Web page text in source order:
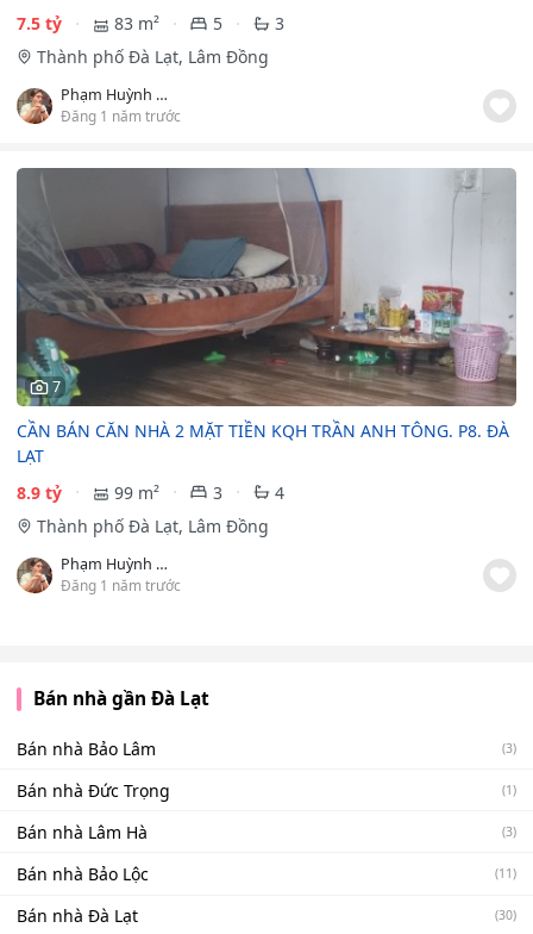
7.5 tỷ
83 m² 5
3
Thành phố Đà Lạt, Lâm Đồng
Phạm Huỳnh Đức
Đăng 1 năm trước
7
CẦN BÁN CĂN NHÀ 2 MẶT TIỀN KQH TRẦN ANH TÔNG. P8. ĐÀ
LẠT
8.9 tỷ
99 m² 3
4
Thành phố Đà Lạt, Lâm Đồng
Phạm Huỳnh Đức
Đăng 1 năm trước
Bán nhà gần Đà Lạt
Bán nhà Bảo Lâm (3)
Bán nhà Đức Trọng (1)
Bán nhà Lâm Hà (3)
Bán nhà Bảo Lộc (11)
Bán nhà Đà Lạt (30)